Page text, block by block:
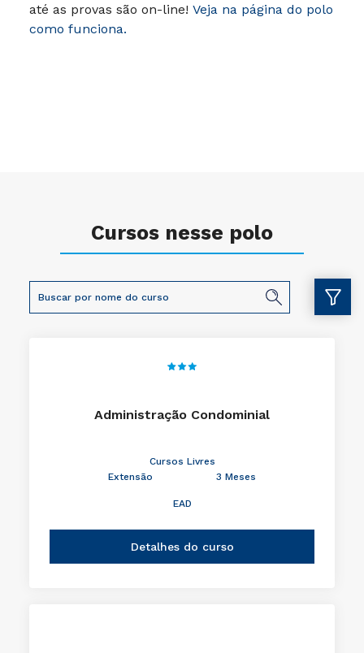
até as provas são on-line! Veja na página do polo
como funciona.
Cursos nesse polo
Administração Condominial
Cursos Livres
Extensão
3 Meses
EAD
Detalhes do curso